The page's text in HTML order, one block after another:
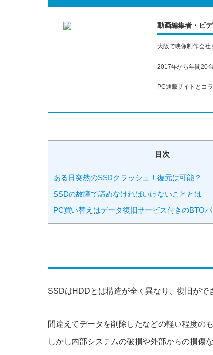
動画編集者・ビ
大阪で映像制作会社
2017年から年間20
PC通販サイトとコ
目次
ある日突然のSSDクラッシュ！復元は可能？
SSDの故障で諦めなければいけないこととは
PC買い替えはデータ復旧サービス付きのBTO
SSDはHDDとは構造が全く異なり、復旧がで
間違えてデータを削除したなどの軽い程度の
しかし内部システムの破損や外部からの損傷